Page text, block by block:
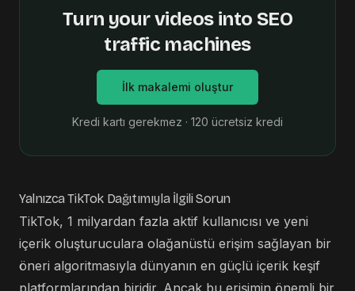
Turn your videos into SEO
traffic machines
İlk makalemi oluştur
Kredi kartı gerekmez · 120 ücretsiz kredi
Yalnızca TikTok Dağıtımıyla İlgili Sorun
TikTok, 1 milyardan fazla aktif kullanıcısı ve yeni
içerik oluşturuculara olağanüstü erişim sağlayan bir
öneri algoritmasıyla dünyanın en güçlü içerik keşif
platformlarından biridir. Ancak bu erişimin önemli bir